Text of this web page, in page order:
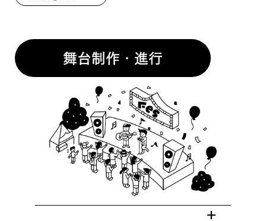
舞台制作・進行